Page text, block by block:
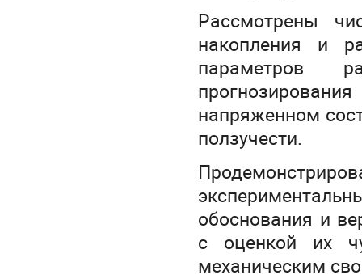
Рассмотрены
накопления и
параметров
напряженном
ползучести.
обоснования и
с оценкой их
механическим